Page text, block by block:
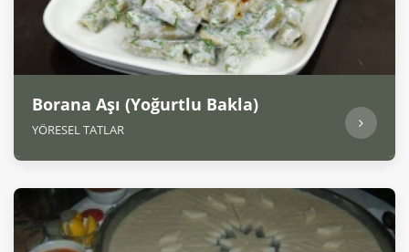
Borana Aşı (Yoğurtlu Bakla)
YÖRESEL TATLAR